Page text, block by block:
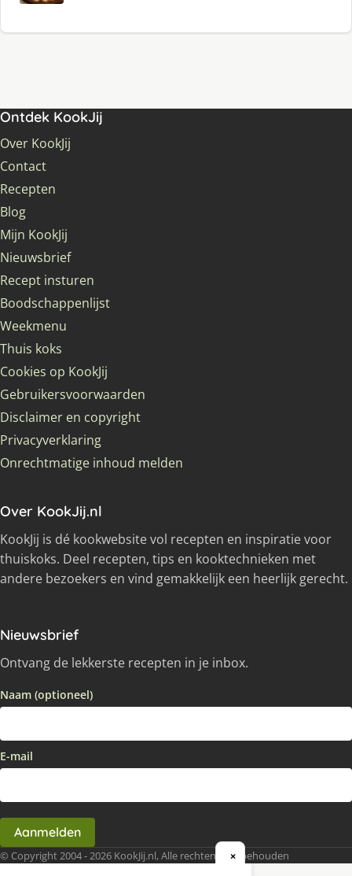
Ontdek KookJij
Over KookJij
Contact
Recepten
Blog
Mijn KookJij
Nieuwsbrief
Recept insturen
Boodschappenlijst
Weekmenu
Thuis koks
Cookies op KookJij
Gebruikersvoorwaarden
Disclaimer en copyright
Privacyverklaring
Onrechtmatige inhoud melden
Over KookJij.nl
KookJij is dé kookwebsite vol recepten en inspiratie voor
thuiskoks. Deel recepten, tips en kooktechnieken met
andere bezoekers en vind gemakkelijk een heerlijk gerecht.
Nieuwsbrief
Ontvang de lekkerste recepten in je inbox.
Naam (optioneel)
E-mail
Aanmelden
© Copyright 2004 - 2026 KookJij.nl, Alle rechten voorbehouden
×